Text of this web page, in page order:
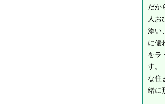
だか
人お
添い
に優
をラ
す。
な住
緒に